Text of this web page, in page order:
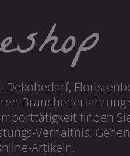
Branchenerfahrung
finden
Verhältnis.
Artikeln.